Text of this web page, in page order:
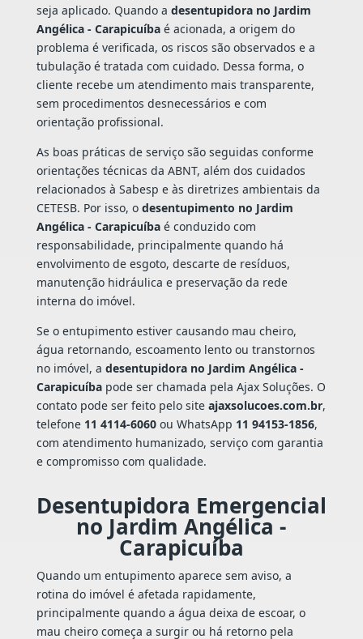
seja aplicado. Quando a desentupidora no Jardim
Angélica - Carapicuíbaé acionada, a origem do
problema é verificada, os riscos são observados e a
tubulação é tratada com cuidado. Dessa forma, o
cliente recebe um atendimento mais transparente,
sem procedimentos desnecessários e com
orientação profissional.
As boas práticas de serviço são seguidas conforme
orientações técnicas da ABNT, além dos cuidados
relacionados à Sabesp e às diretrizes ambientais da
CETESB. Por isso, o desentupimento no Jardim
Angélica - Carapicuíbaé conduzido com
responsabilidade, principalmente quando há
envolvimento de esgoto, descarte de resíduos,
manutenção hidráulica e preservação da rede
interna do imóvel.
Se o entupimento estiver causando mau cheiro,
água retornando, escoamento lento ou transtornos
no imóvel, a desentupidora no Jardim Angélica -
Carapicuíbapode ser chamada pela Ajax Soluções. O
contato pode ser feito pelo site ajaxsolucoes.com.br,
telefone 11 4114-6060ou WhatsApp 11 94153-1856,
com atendimento humanizado, serviço com garantia
e compromisso com qualidade.
Desentupidora Emergencial
no Jardim Angélica -
Carapicuíba
Quando um entupimento aparece sem aviso, a
rotina do imóvel é afetada rapidamente,
principalmente quando a água deixa de escoar, o
mau cheiro começa a surgir ou há retorno pela